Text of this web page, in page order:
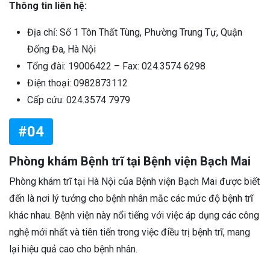
Thông tin liên hệ:
Địa chỉ: Số 1 Tôn Thất Tùng, Phường Trung Tự, Quận
Đống Đa, Hà Nội
Tổng đài: 19006422 – Fax: 024.3574 6298
Điện thoại: 0982873112
Cấp cứu: 024.3574 7979
#04
Phòng khám Bệnh trĩ tại Bệnh viện Bạch Mai
Phòng khám trĩ tại Hà Nội của Bệnh viện Bạch Mai được biết
đến là nơi lý tưởng cho bệnh nhân mắc các mức độ bệnh trĩ
khác nhau. Bệnh viện này nổi tiếng với việc áp dụng các công
nghệ mới nhất và tiên tiến trong việc điều trị bệnh trĩ, mang
lại hiệu quả cao cho bệnh nhân.